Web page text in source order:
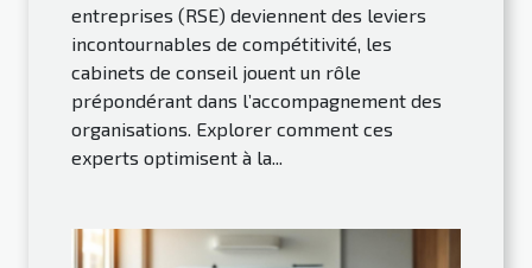
entreprises (RSE) deviennent des leviers
incontournables de compétitivité, les
cabinets de conseil jouent un rôle
prépondérant dans l’accompagnement des
organisations. Explorer comment ces
experts optimisent à la...